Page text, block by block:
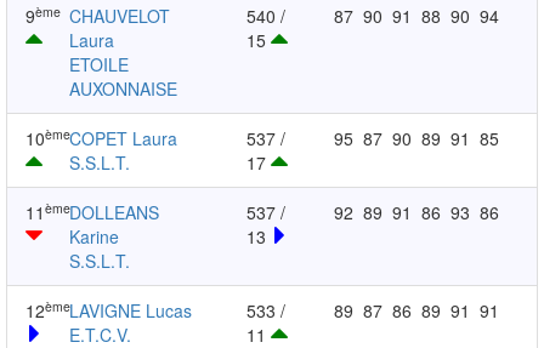
9ème CHAUVELOT
Laura
ETOILE
AUXONNAISE
540 /
15
87 90 91 88 90 94
10èmeCOPET Laura
S.S.L.T.
537 /
17
95 87 90 89 91 85
11 èmeDOLLEANS
Karine
S.S.L.T.
537 /
13
92 89 91 86 93 86
12èmeLAVIGNE Lucas
E.T.C.V.
533 /
11
89 87 86 89 91 91